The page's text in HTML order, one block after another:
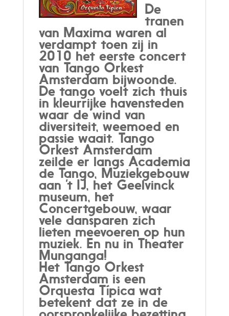
De
tranen
van Maxima waren al
verdampt toen zij in
2010 het eerste concert
van Tango Orkest
Amsterdam bijwoonde.
De tango voelt zich thuis
in kleurrijke havensteden
waar de wind van
diversiteit, weemoed en
passie waait. Tango
Orkest Amsterdam
zeilde er langs Academia
de Tango, Muziekgebouw
aan ’t IJ, het Geelvinck
museum, het
Concertgebouw, waar
vele dansparen zich
lieten meevoeren op hun
muziek. En nu in Theater
Munganga!
Het Tango Orkest
Amsterdam is een
Orquesta Típica wat
betekent dat ze in de